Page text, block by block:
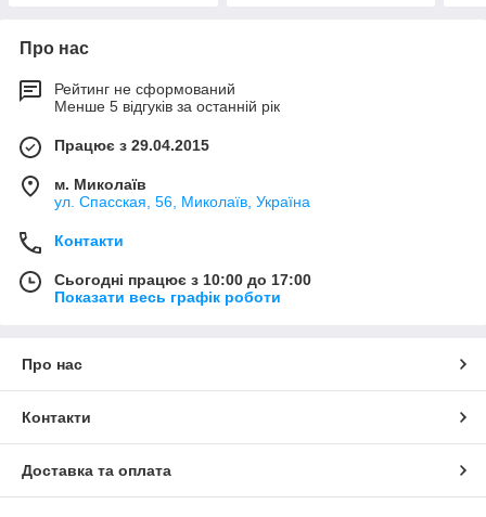
Про нас
Рейтинг не сформований
Менше 5 відгуків за останній рік
Працює з 29.04.2015
м. Миколаїв
ул. Спасская, 56, Миколаїв, Україна
Контакти
Сьогодні працює з 10:00 до 17:00
Показати весь графік роботи
Про нас
Контакти
Доставка та оплата